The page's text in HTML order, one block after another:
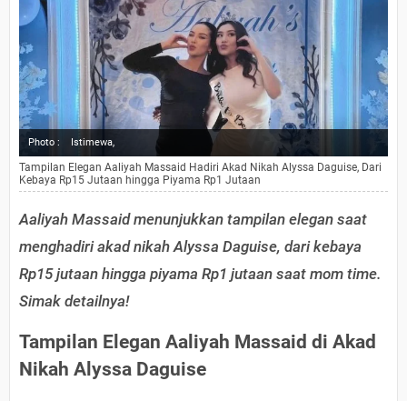
Photo : Istimewa,
Tampilan Elegan Aaliyah Massaid Hadiri Akad Nikah Alyssa Daguise, Dari
Kebaya Rp15 Jutaan hingga Piyama Rp1 Jutaan
Aaliyah Massaid menunjukkan tampilan elegan saat
menghadiri akad nikah Alyssa Daguise, dari kebaya
Rp15 jutaan hingga piyama Rp1 jutaan saat mom time.
Simak detailnya!
Tampilan Elegan Aaliyah Massaid di Akad
Nikah Alyssa Daguise